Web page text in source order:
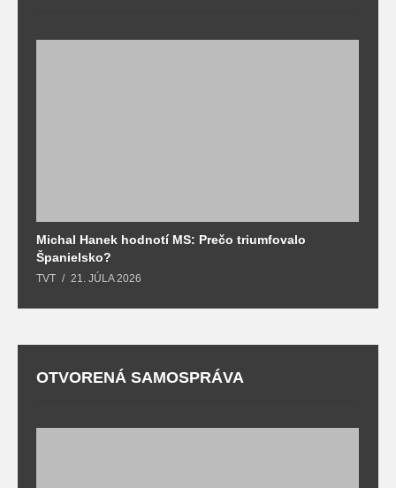
Michal Hanek hodnotí MS: Prečo triumfovalo
Španielsko?
TVT 21. JÚLA 2026
OTVORENÁ SAMOSPRÁVA